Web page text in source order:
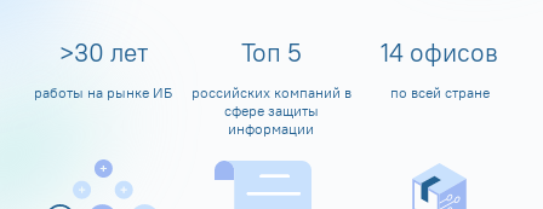
>30 лет
работы на рынке ИБ
Топ 5
российских компаний в
сфере защиты
информации
14 офисов
по всей стране